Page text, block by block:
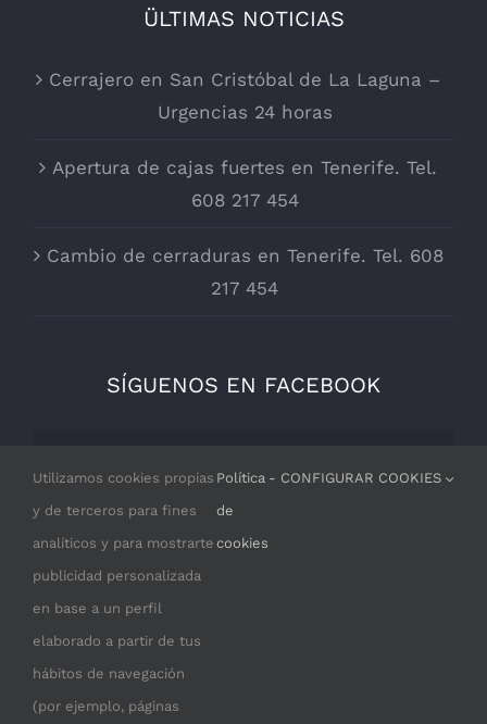
ÜLTIMAS NOTICIAS
Cerrajero en San Cristóbal de La Laguna –
Urgencias 24 horas
Apertura de cajas fuertes en Tenerife. Tel.
608 217 454
Cambio de cerraduras en Tenerife. Tel. 608
217 454
SÍGUENOS EN FACEBOOK
Por razones de privacidad Facebook
necesita tu permiso para cargarse.
Utilizamos cookies propias
y de terceros para fines
analíticos y para mostrarte
publicidad personalizada
en base a un perfil
elaborado a partir de tus
hábitos de navegación
(por ejemplo, páginas
Política
de
cookies
- CONFIGURAR COOKIES